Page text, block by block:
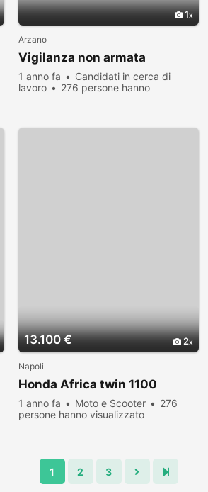
1
Arzano
Vigilanza non armata
1 anno fa
Candidati in cerca di
lavoro
276 persone hanno
13.100 € 2
Napoli
Honda Africa twin 1100
1 anno fa Moto e Scooter
276
persone hanno visualizzato
1 2 3